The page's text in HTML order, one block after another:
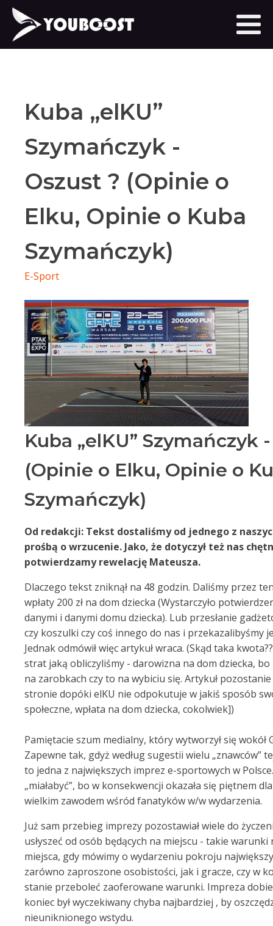
Kuba „elKU”
Szymańczyk -
Oszust ? (Opinie o
Elku, Opinie o Kuba
Szymańczyk)
E-Sport
Kuba „elKU” Szymańczyk
(Opinie o Elku, Opinie o
Szymańczyk)
Od redakcji: Tekst dostaliśmy od jednego z
prośbą o wrzucenie. Jako, że dotyczył też nas
potwierdzamy rewelację Mateusza.
Dlaczego tekst zniknął na 48 godzin. Daliśmy przez
wpłaty 200 zł na dom dziecka (Wystarczyło
danymi i danymi domu dziecka). Lub przesłanie
czy koszulki czy coś innego do nas i przekazalibyśmy
Jednak odmówił więc artykuł wraca. (Skąd taka
strat jaką obliczyliśmy - darowizna na dom dziecka, bo
na zarobkach czy to na wybiciu się. Artykuł
stronie dopóki elKU nie odpokutuje w jakiś sposób
społeczne, wpłata na dom dziecka, cokolwiek])
Pamiętacie szum medialny, który wytworzył się wokół
Zapewne tak, gdyż według sugestii wielu „znawców”
to jedna z największych imprez e-sportowych w
„miałabyć”, bo w konsekwencji okazała się piętnem
wielkim zawodem wśród fanatyków w/w wydarzenia.
Już sam przebieg imprezy pozostawiał wiele do
usłyszeć od osób będących na miejscu - takie
miejsca, gdy mówimy o wydarzeniu pokroju
zarówno zaproszone osobistości, jak i gracze, czy w
stanie przeboleć zaoferowane warunki. Impreza
koniec był wyczekiwany chyba najbardziej , by
nieuniknionego wstydu.